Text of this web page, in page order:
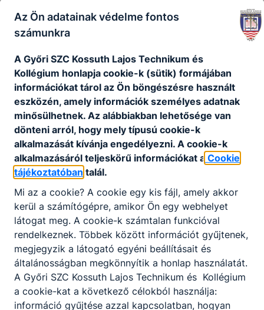
Étkeztetési tájékoztató a nyári szünetre
A Gazdasági Működtetési Központ tájékoztatója a nyári
szüneti étkeztetéssel kapcsolatban.
2026. jún. 3.
Kaukerné Kovács Edit
Gyermeknap 2026
Május utolsó hétvégéjén ismét részesei lehettünk a Győri
Gyermekpikniknek, ahol a Kossuth iskola tanulói örömmel
kapcsolódtak be a programokba.
2026. máj. 30.
Tóth Mónika
Nyertes ERASMUS+
Az Ön adatainak védelme fontos
számunkra
A Győri SZC Kossuth Lajos Technikum és
Kollégium honlapja cookie-k (sütik) formájában
információkat tárol az Ön böngészésre használt
eszközén, amely információk személyes adatnak
minősülhetnek. Az alábbiakban lehetősége van
dönteni arról, hogy mely típusú cookie-k
alkalmazását kívánja engedélyezni. A cookie-k
alkalmazásáról teljeskörű információkat a Cookie
tájékoztatóban talál.
Mi az a cookie? A cookie egy kis fájl, amely akkor
kerül a számítógépre, amikor Ön egy webhelyet
látogat meg. A cookie-k számtalan funkcióval
rendelkeznek. Többek között információt gyűjtenek,
megjegyzik a látogató egyéni beállításait és
általánosságban megkönnyítik a honlap használatát.
A Győri SZC Kossuth Lajos Technikum és Kollégium
a cookie-kat a következő célokból használja:
információ gyűjtése azzal kapcsolatban, hogyan